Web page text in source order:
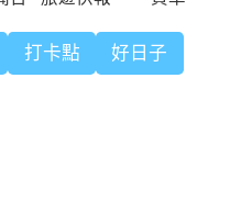
打卡點 好日子